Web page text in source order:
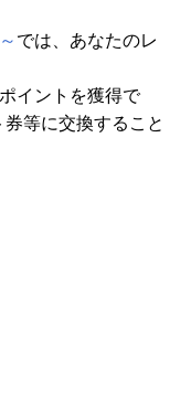
では、あなたのレ
イントを獲得で
等に交換すること